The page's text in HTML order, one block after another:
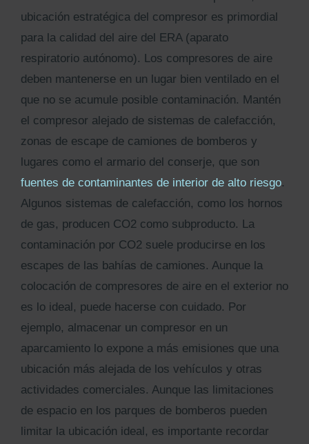
ubicación estratégica del compresor es primordial
para la calidad del aire del ERA (aparato
respiratorio autónomo). Los compresores de aire
deben mantenerse en un lugar bien ventilado en el
que no se acumule posible contaminación. Mantén
el compresor alejado de sistemas de calefacción,
zonas de escape de camiones de bomberos y
lugares como el armario del conserje, que son
fuentes de contaminantes de interior de alto riesgo.
Algunos sistemas de calefacción, como los hornos
de gas, producen CO2 como subproducto. La
contaminación por CO2 suele producirse en los
escapes de las bahías de camiones. Aunque la
colocación de compresores de aire en el exterior no
es lo ideal, puede hacerse con cuidado. Por
ejemplo, almacenar un compresor en un
aparcamiento lo expone a más emisiones que una
ubicación más alejada de los vehículos y otras
actividades comerciales. Aunque las limitaciones
de espacio en los parques de bomberos pueden
limitar la ubicación ideal, es importante recordar